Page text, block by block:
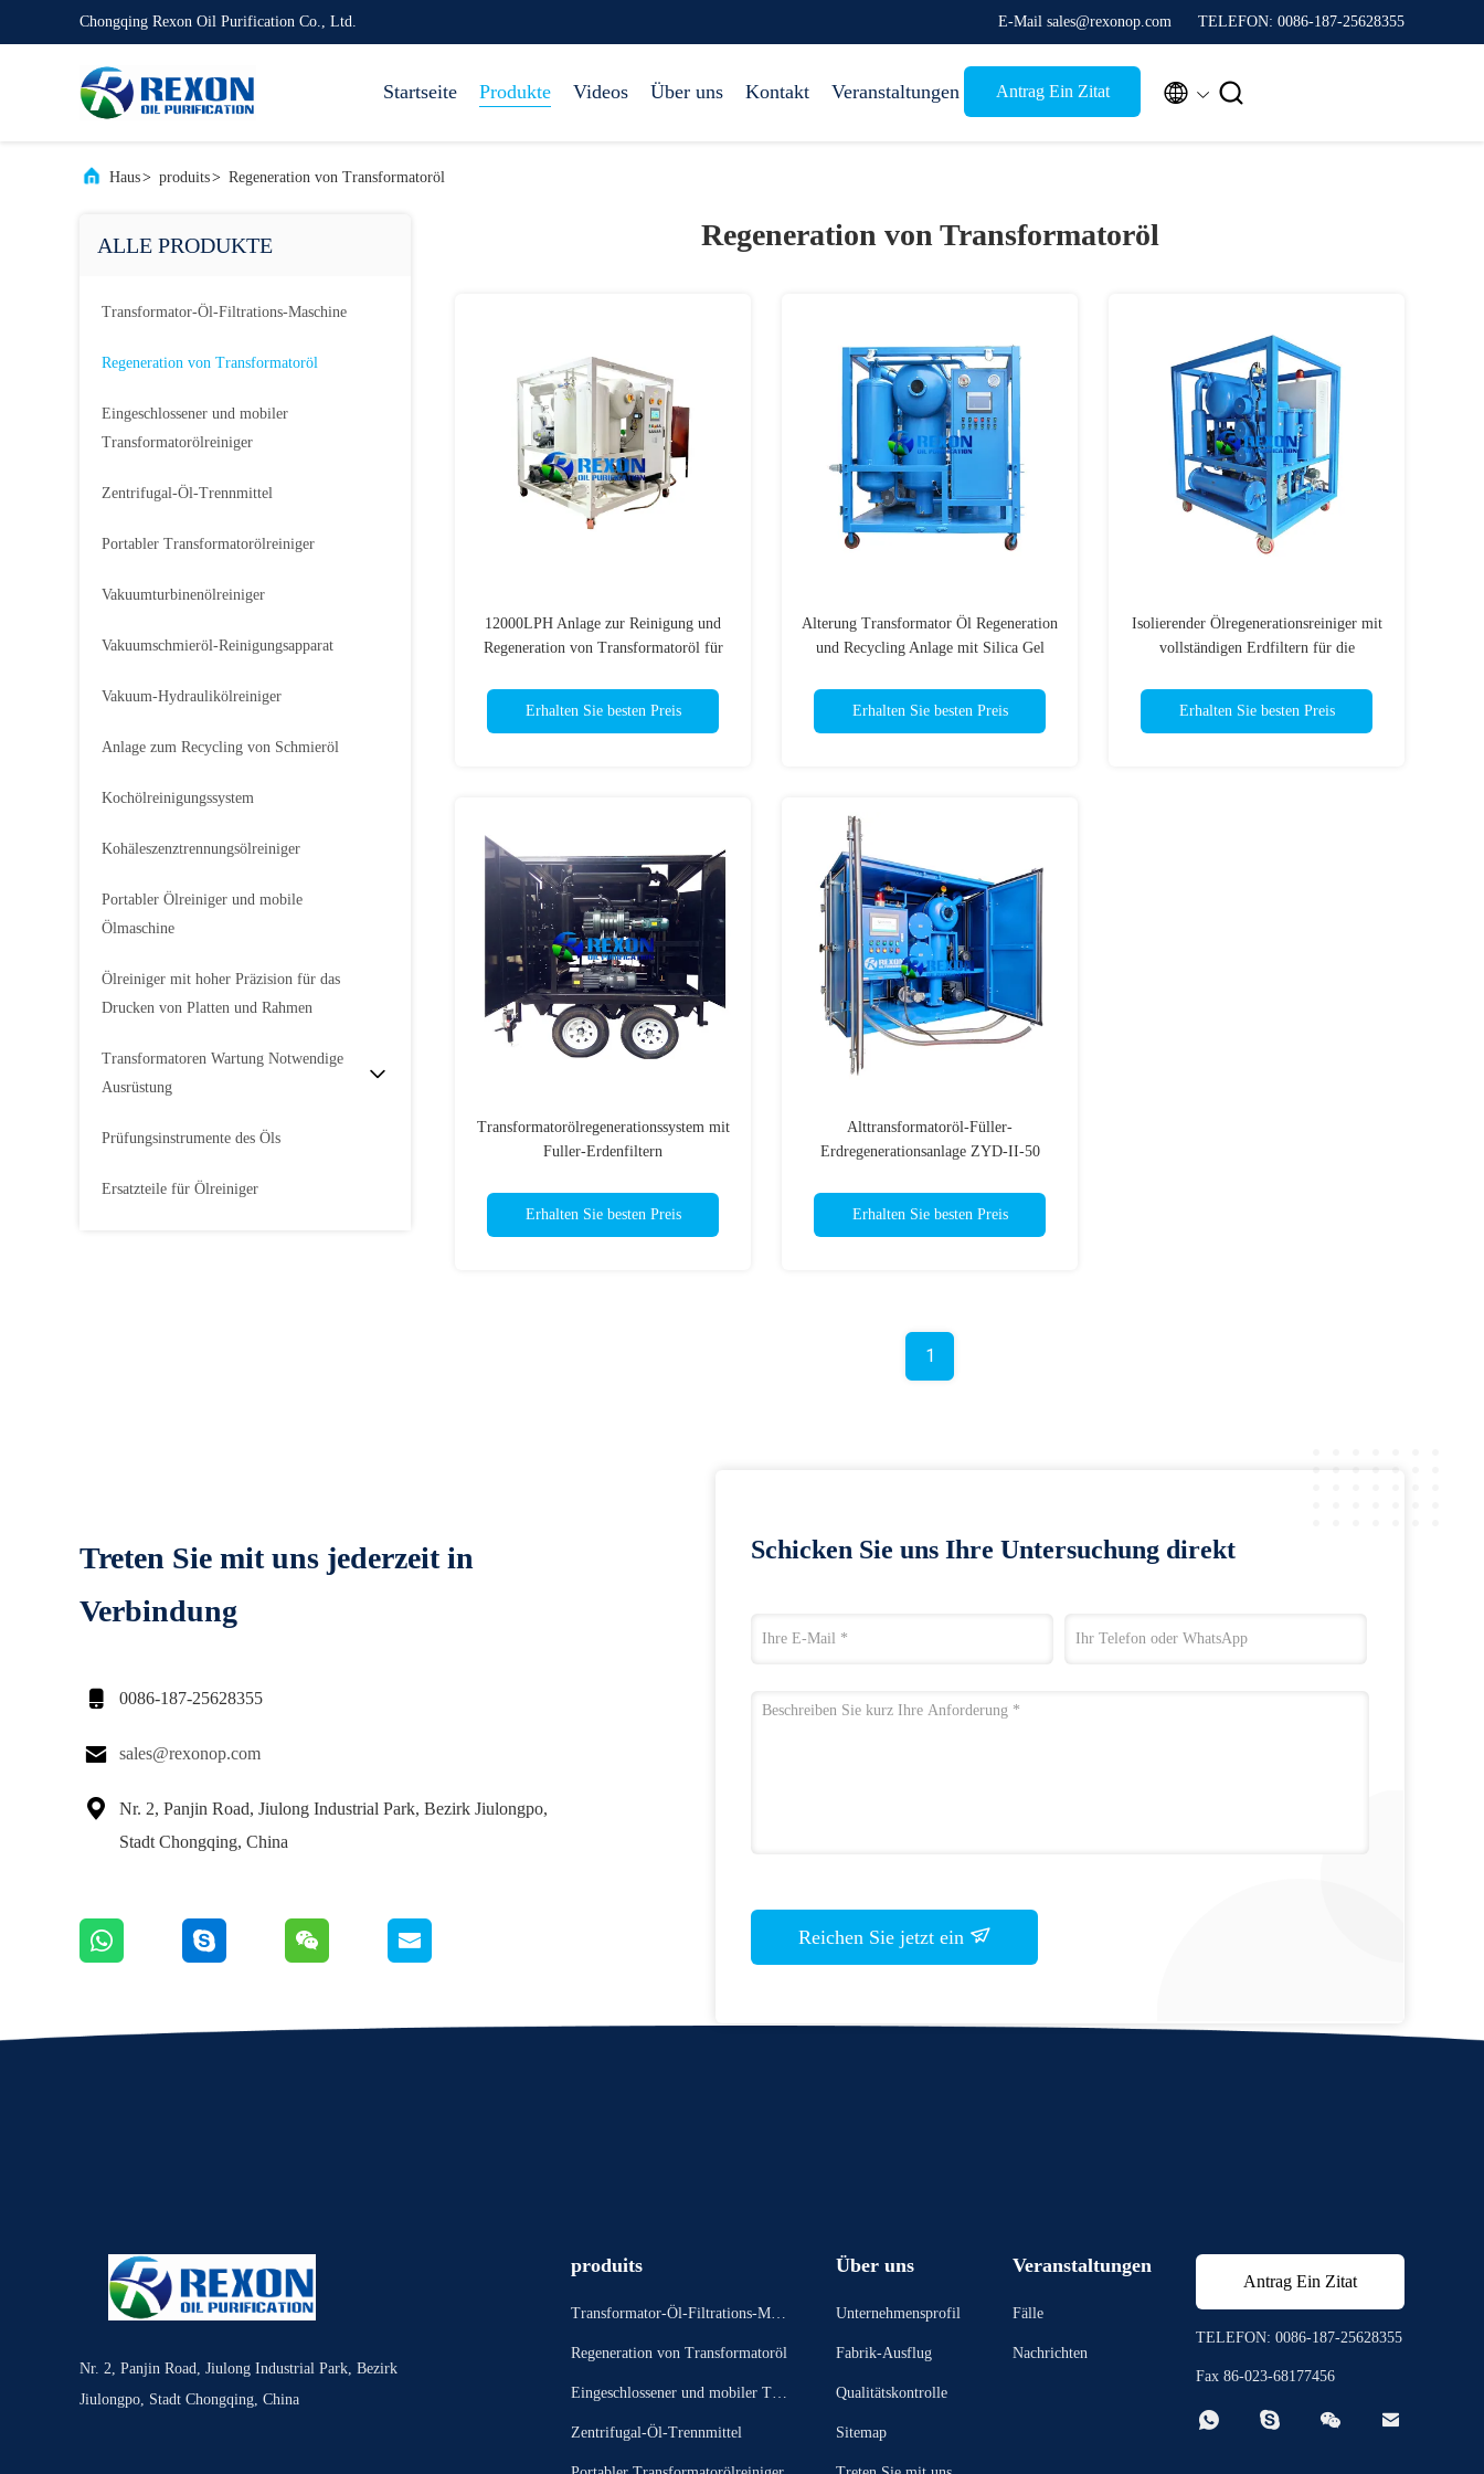
Chongqing Rexon Oil Purification Co., Ltd. E-Mail sales@rexonop.com TELEFON: 0086-187-25628355
Startseite Produkte Videos Über uns Kontakt Veranstaltungen Antrag Ein Zitat  
Haus> produits> Regeneration von Transformatoröl
ALLE PRODUKTE
Transformator-Öl-Filtrations-Maschine
Regeneration von Transformatoröl
Eingeschlossener und mobiler
Transformatorölreiniger
Zentrifugal-Öl-Trennmittel
Portabler Transformatorölreiniger
Vakuumturbinenölreiniger
Vakuumschmieröl-Reinigungsapparat
Vakuum-Hydraulikölreiniger
Anlage zum Recycling von Schmieröl
Kochölreinigungssystem
Kohäleszenztrennungsölreiniger
Portabler Ölreiniger und mobile
Ölmaschine
Ölreiniger mit hoher Präzision für das
Drucken von Platten und Rahmen
Transformatoren Wartung Notwendige
Ausrüstung
Prüfungsinstrumente des Öls
Ersatzteile für Ölreiniger
Regeneration von Transformatoröl
12000LPH Anlage zur Reinigung und
Regeneration von Transformatoröl für
Erhalten Sie besten Preis
Alterung Transformator Öl Regeneration
und Recycling Anlage mit Silica Gel
Erhalten Sie besten Preis
Isolierender Ölregenerationsreiniger mit
vollständigen Erdfiltern für die
Erhalten Sie besten Preis
Transformatorölregenerationssystem mit
Fuller-Erdenfiltern
Erhalten Sie besten Preis
Alttransformatoröl-Füller-
Erdregenerationsanlage ZYD-II-50
Erhalten Sie besten Preis
1
Treten Sie mit uns jederzeit in
Verbindung
 0086-187-25628355
 sales@rexonop.com

Nr. 2, Panjin Road, Jiulong Industrial Park, Bezirk Jiulongpo,
Stadt Chongqing, China
Schicken Sie uns Ihre Untersuchung direkt
Reichen Sie jetzt ein
Nr. 2, Panjin Road, Jiulong Industrial Park, Bezirk
Jiulongpo, Stadt Chongqing, China
produits
Transformator-Öl-Filtrations-Masc
Regeneration von Transformatoröl
Eingeschlossener und mobiler Tran
sformatorölreiniger
Zentrifugal-Öl-Trennmittel
Über uns
Unternehmensprofil
Fabrik-Ausflug
Qualitätskontrolle
Sitemap
Veranstaltungen
Fälle
Nachrichten
Antrag Ein Zitat
TELEFON: 0086-187-25628355
Fax 86-023-68177456
   